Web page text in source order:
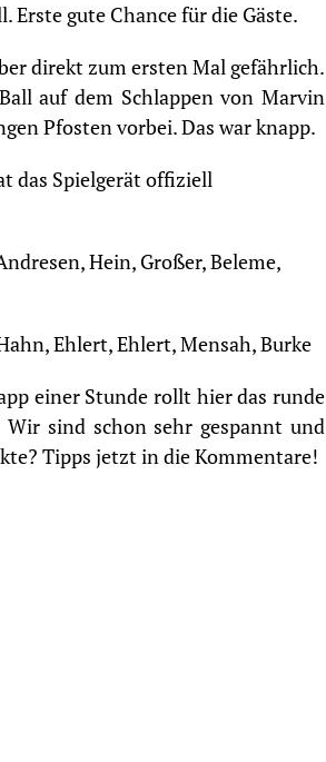
Erste gute Chance für die Gäste.
direkt zum ersten Mal gefährlich.
auf dem Schlappen von Marvin
Pfosten vorbei. Das war knapp.
das Spielgerät offiziell
Hein, Großer, Beleme,
Ehlert, Ehlert, Mensah, Burke
einer Stunde rollt hier das runde
Wir sind schon sehr gespannt und
Tipps jetzt in die Kommentare!